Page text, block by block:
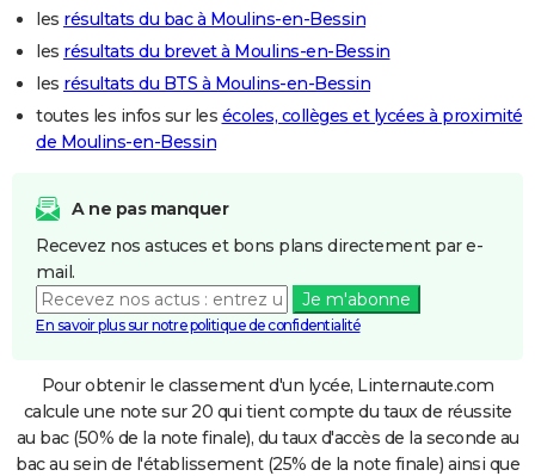
les résultats du bac à Moulins-en-Bessin
les résultats du brevet à Moulins-en-Bessin
les résultats du BTS à Moulins-en-Bessin
toutes les infos sur les écoles, collèges et lycées à proximité
de Moulins-en-Bessin
A ne pas manquer
Recevez nos astuces et bons plans directement par e-
mail.
Je m'abonne
En savoir plus sur notre politique de confidentialité
Pour obtenir le classement d'un lycée, Linternaute.com
calcule une note sur 20 qui tient compte du taux de réussite
au bac (50% de la note finale), du taux d'accès de la seconde au
bac au sein de l'établissement (25% de la note finale) ainsi que